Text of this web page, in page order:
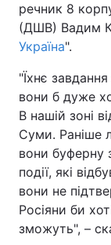
Україна
Економіка
Спорт
Техно і зв'язок
Зброя
Здоров'я
Цікавинки
речник 8
(ДШВ) Вадим
Україна".
"Їхнє
вони б дуже
В нашій зоні
Суми. Раніше
вони буферну
події, які
вони не
Росіяни би
зможуть", –